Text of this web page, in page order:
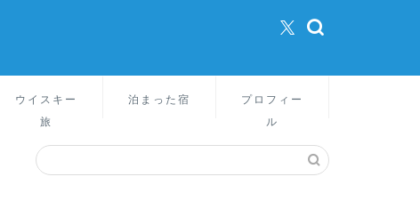
ウイスキー
旅
泊まった宿
プロフィー
ル